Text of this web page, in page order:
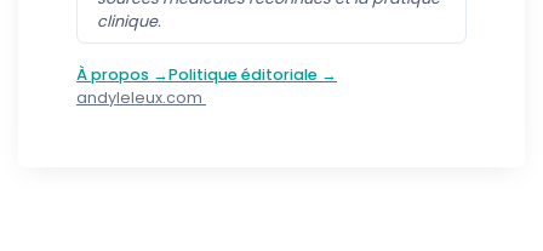
clinique.
À propos →Politique éditoriale →
andyleleux.com